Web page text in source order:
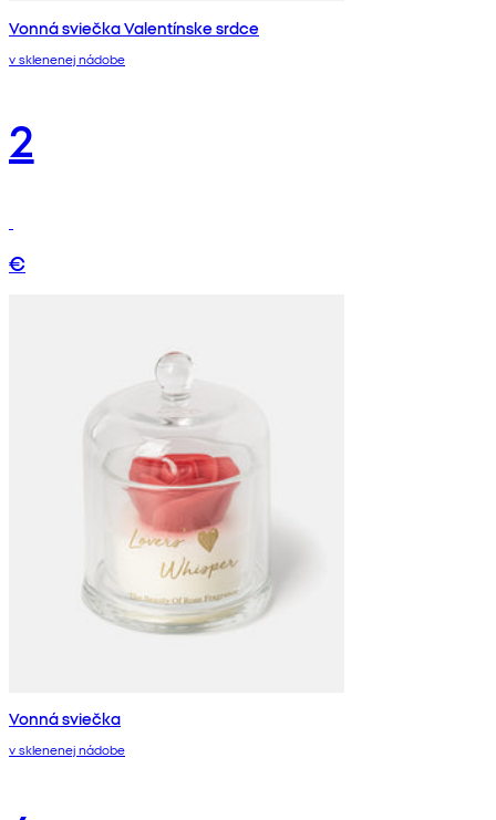
Vonná sviečka Valentínske srdce
v sklenenej nádobe
2
€
Vonná sviečka
v sklenenej nádobe